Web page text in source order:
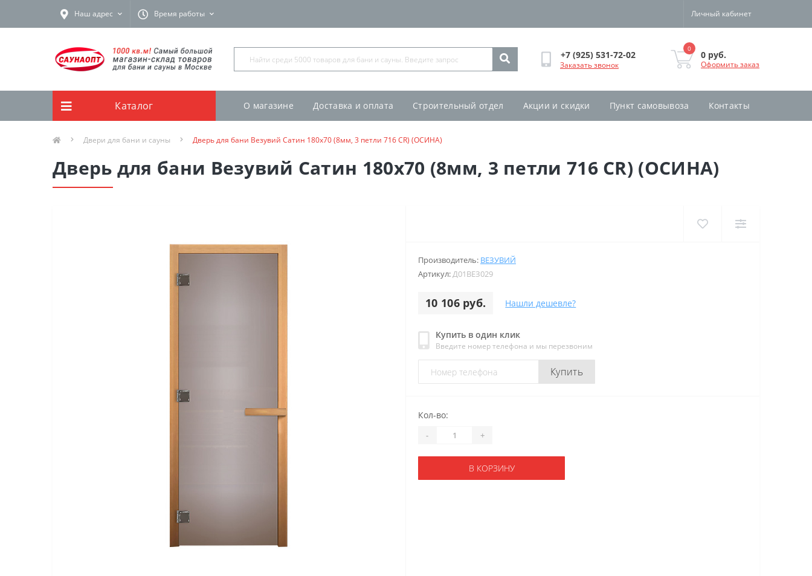
Наш адрес Время работы Личный кабинет
+7 (925) 531-72-02
Заказать звонок
0
0 руб.
Оформить заказ
Каталог О магазине Доставка и оплата Строительный отдел Акции и скидки Пункт самовывоза Контакты
Двери для бани и сауны Дверь для бани Везувий Сатин 180х70 (8мм, 3 петли 716 CR) (ОСИНА)
Дверь для бани Везувий Сатин 180х70 (8мм, 3 петли 716 CR) (ОСИНА)
Производитель: ВЕЗУВИЙ
Артикул:Д01ВЕЗ029
10 106 руб. Нашли дешевле?
Купить в один клик
Введите номер телефона и мы перезвоним
Купить
Кол-во:
- +
В КОРЗИНУ